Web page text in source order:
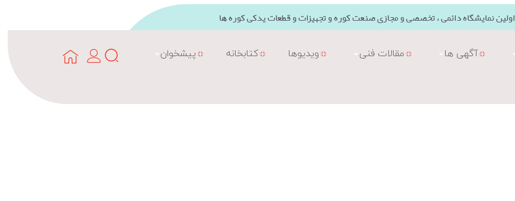
اولین نمایشگاه دائمی ، تخصصی و مجازی صنعت کوره و تجهیزات و قطعات یدکی کوره ها
آگهی ها مقالات فنی ویدیوها کتابخانه پیشخوان